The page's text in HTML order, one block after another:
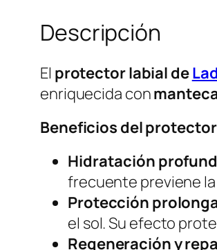
Descripción
El protector labial de
enriquecida con
Beneficios del
Hidratación
frecuente previene
Protección
el sol. Su efecto
Regeneración y